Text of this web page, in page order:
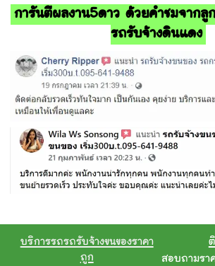
การันตีผลงาน5ดาว ด้วยคำชมจากลู
รถรับจ้างดินแดง
บริการรถรถรับจ้างขนของราคา
ถูก
สอบถามรา